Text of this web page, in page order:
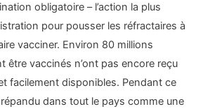
obligatoire – l’action la plus
pour pousser les réfractaires à
vacciner. Environ 80 millions
être vaccinés n’ont pas encore reçu
facilement disponibles. Pendant ce
dans tout le pays comme une